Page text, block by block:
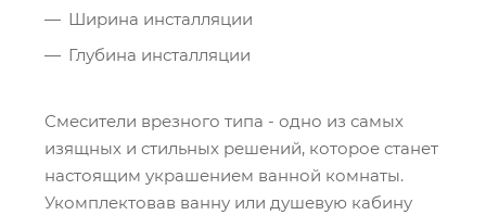
Ширина инсталляции
Глубина инсталляции
Смесители врезного типа - одно из самых
изящных и стильных решений, которое станет
настоящим украшением ванной комнаты.
Укомплектовав ванну или душевую кабину